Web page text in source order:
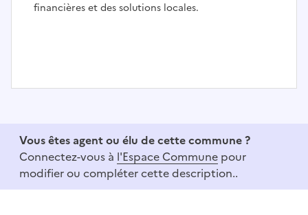
financières et des solutions locales.
f
Vous êtes agent ou élu de cette commune ?
Connectez-vous à l'Espace Commune pour
modifier ou compléter cette description..